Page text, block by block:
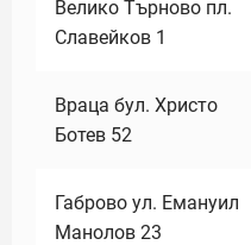
Велико Търново пл.
Славейков 1
Враца бул. Христо
Ботев 52
Габрово ул. Емануил
Манолов 23